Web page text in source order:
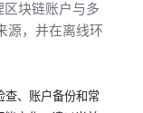
块链账户与多
源，并在离线环
、账户备份和常